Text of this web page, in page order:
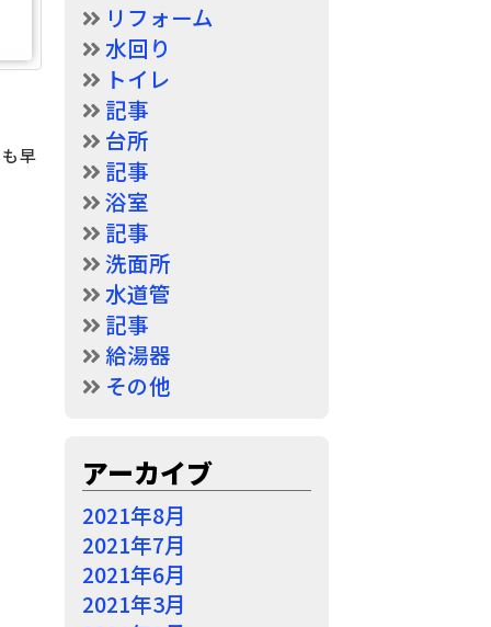
早
リフォーム
水回り
トイレ
記事
台所
記事
浴室
記事
洗面所
水道管
記事
給湯器
その他
アーカイブ
2021年8月
2021年7月
2021年6月
2021年3月